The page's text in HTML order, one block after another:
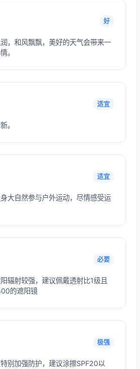
好
，和风飘飘，美好的天气会带来一
。
适宜
。
适宜
大自然参与户外运动，尽情感受运
必要
辐射较强，建议佩戴透射比1级且
的遮阳镜
极强
别加强防护，建议涂擦SPF20以